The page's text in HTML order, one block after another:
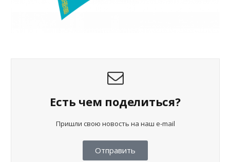
Есть чем поделиться?
Пришли свою новость на наш e-mail
Отправить